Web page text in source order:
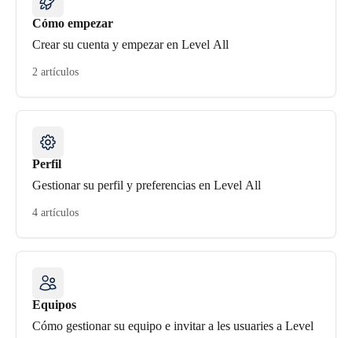
Cómo empezar
Crear su cuenta y empezar en Level All
2 artículos
Perfil
Gestionar su perfil y preferencias en Level All
4 artículos
Equipos
Cómo gestionar su equipo e invitar a les usuaries a Level